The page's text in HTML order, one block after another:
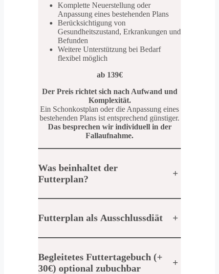
Komplette Neuerstellung oder
Anpassung eines bestehenden Plans
Berücksichtigung von
Gesundheitszustand, Erkrankungen und
Befunden
Weitere Unterstützung bei Bedarf
flexibel möglich
ab 139€
Der Preis richtet sich nach Aufwand und
Komplexität.
Ein Schonkostplan oder die Anpassung eines
bestehenden Plans ist entsprechend günstiger.
Das besprechen wir individuell in der
Fallaufnahme.
Was beinhaltet der
Futterplan?
+
Futterplan als Ausschlussdiät +
Begleitetes Futtertagebuch (+
30€) optional zubuchbar
+